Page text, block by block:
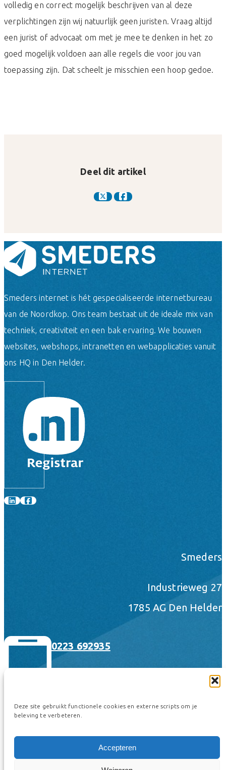
Deze site gebruikt functionele cookies en externe scripts om je
beleving te verbeteren.
Accepteren
volledig en correct mogelijk beschrijven van al deze
verplichtingen zijn wij natuurlijk geen juristen. Vraag altijd
een jurist of advocaat om met je mee te denken in het zo
goed mogelijk voldoen aan alle regels die voor jou van
toepassing zijn. Dat scheelt je misschien een hoop gedoe.
Deel dit artikel
Smeders internet is hét gespecialiseerde internetbureau
van de Noordkop. Ons team bestaat uit de ideale mix van
techniek, creativiteit en een bak ervaring. We bouwen
websites, webshops, intranetten en webapplicaties vanuit
ons HQ in Den Helder.
Smeders
Industrieweg 27
1785 AG Den Helder
0223 692935